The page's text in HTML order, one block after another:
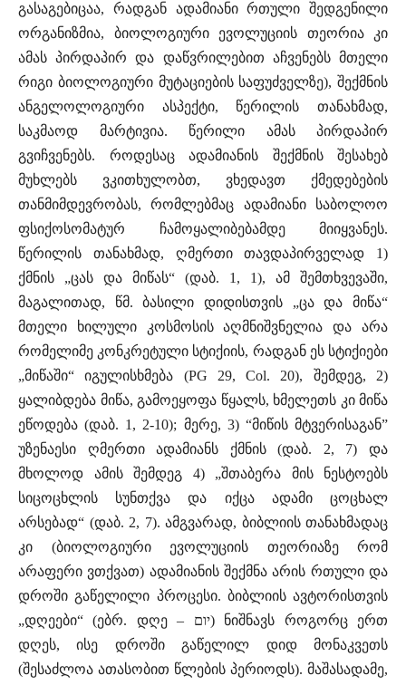
გასაგებიცაა, რადგან ადამიანი რთული შედგენილი
ორგანიზმია, ბიოლოგიური ევოლუციის თეორია კი
ამას პირდაპირ და დაწვრილებით აჩვენებს მთელი
რიგი ბიოლოგიური მუტაციების საფუძველზე), შექმნის
ანგელოლოგიური ასპექტი, წერილის თანახმად,
საკმაოდ მარტივია. წერილი ამას პირდაპირ
გვიჩვენებს. როდესაც ადამიანის შექმნის შესახებ
მუხლებს ვკითხულობთ, ვხედავთ ქმედებების
თანმიმდევრობას, რომლებმაც ადამიანი საბოლოო
ფსიქოსომატურ ჩამოყალიბებამდე მიიყვანეს.
წერილის თანახმად, ღმერთი თავდაპირველად 1)
ქმნის „ცას და მიწას“ (დაბ. 1, 1), ამ შემთხვევაში,
მაგალითად, წმ. ბასილი დიდისთვის „ცა და მიწა“
მთელი ხილული კოსმოსის აღმნიშვნელია და არა
რომელიმე კონკრეტული სტიქიის, რადგან ეს სტიქიები
„მიწაში“ იგულისხმება (PG 29, Col. 20), შემდეგ, 2)
ყალიბდება მიწა, გამოეყოფა წყალს, ხმელეთს კი მიწა
ეწოდება (დაბ. 1, 2-10); მერე, 3) “მიწის მტვერისაგან”
უზენაესი ღმერთი ადამიანს ქმნის (დაბ. 2, 7) და
მხოლოდ ამის შემდეგ 4) „შთაბერა მის ნესტოებს
სიცოცხლის სუნთქვა და იქცა ადამი ცოცხალ
არსებად“ (დაბ. 2, 7). ამგვარად, ბიბლიის თანახმადაც
კი (ბიოლოგიური ევოლუციის თეორიაზე რომ
არაფერი ვთქვათ) ადამიანის შექმნა არის რთული და
დროში გაწელილი პროცესი. ბიბლიის ავტორისთვის
„დღეები“ (ებრ. დღე – יום) ნიშნავს როგორც ერთ
დღეს, ისე დროში გაწელილ დიდ მონაკვეთს
(შესაძლოა ათასობით წლების პერიოდს). მაშასადამე,